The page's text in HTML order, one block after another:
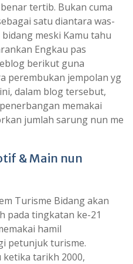
tertib. Bukan cuma
satu diantara was-
meski Kamu tahu
Engkau pas
berikut guna
perembukan jempolan yg
dalam blog tersebut,
memakai
jumlah sarung nun me
& Main nun
Turisme Bidang akan
pada tingkatan ke-21
hamil
petunjuk turisme.
tarikh 2000,